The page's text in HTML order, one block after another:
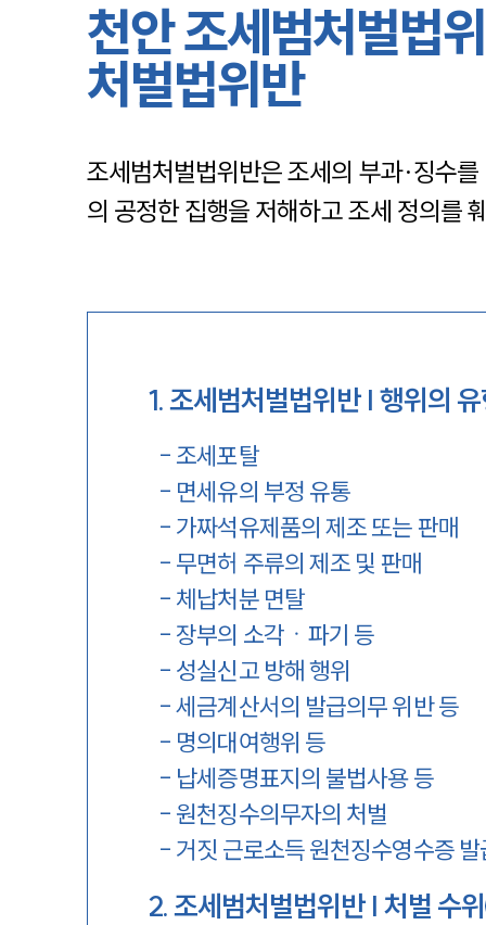
천안 조세범처벌법
처벌법위반
조세범처벌법위반은 조세의 부과·징수
의 공정한 집행을 저해하고 조세 정의를
1.조세범처벌법위반 | 행위의
- 조세포탈
- 면세유의 부정 유통
- 가짜석유제품의 제조 또는 판매
- 무면허 주류의 제조 및 판매
- 체납처분 면탈
- 장부의 소각ㆍ파기 등
- 성실신고 방해 행위
-세금계산서의 발급의무 위반 등
- 명의대여행위 등
- 납세증명표지의 불법사용 등
- 원천징수의무자의 처벌
- 거짓 근로소득 원천징수영수증 발
2.조세범처벌법위반 | 처벌 수위